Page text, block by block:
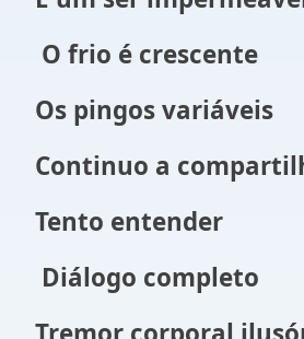
O frio é crescente
Os pingos variáveis
Continuo a
Tento entender
Diálogo completo